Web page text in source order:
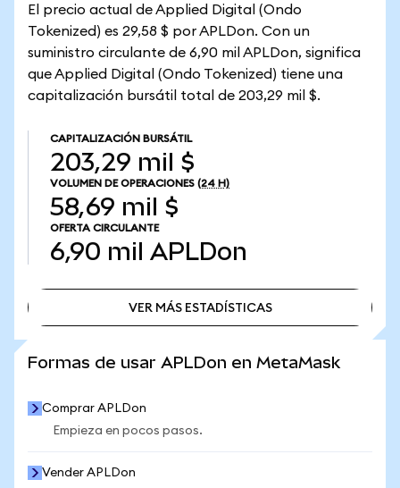
El precio actual de Applied Digital (Ondo
Tokenized) es 29,58 $ por APLDon. Con un
suministro circulante de 6,90 mil APLDon, significa
que Applied Digital (Ondo Tokenized) tiene una
capitalización bursátil total de 203,29 mil $.
CAPITALIZACIÓN BURSÁTIL
203,29 mil $
VOLUMEN DE OPERACIONES (24 H)
58,69 mil $
OFERTA CIRCULANTE
6,90 mil APLDon
VER MÁS ESTADÍSTICAS
Formas de usar APLDon en MetaMask
Comprar APLDon
Empieza en pocos pasos.
Vender APLDon